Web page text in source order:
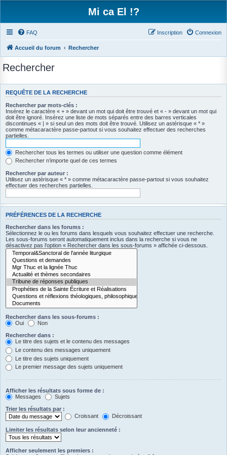
Mi ca El !?
FAQ Connexion
Inscription
Accueil du forum Rechercher
Rechercher
REQUÊTE DE LA RECHERCHE
Rechercher par mots-clés :
Insérez le caractère « + » devant un mot qui doit être trouvé et « - » devant un mot qui
doit être ignoré. Insérez une liste de mots séparés entre des barres verticales
discontinues « | » si seul un des mots doit être trouvé. Utilisez un astérisque « * »
comme métacaractère passe-partout si vous souhaitez effectuer des recherches
partielles.
Rechercher tous les termes ou utiliser une question comme élément
Rechercher n’importe quel de ces termes
Rechercher par auteur :
Utilisez un astérisque « * » comme métacaractère passe-partout si vous souhaitez
effectuer des recherches partielles.
PRÉFÉRENCES DE LA RECHERCHE
Rechercher dans les forums :
Sélectionnez le ou les forums dans lesquels vous souhaitez effectuer une recherche.
Les sous-forums seront automatiquement inclus dans la recherche si vous ne
désactivez pas l’option « Rechercher dans les sous-forums » affichée ci-dessous.
Rechercher dans les sous-forums :
Oui
Non
Rechercher dans :
Le titre des sujets et le contenu des messages
Le contenu des messages uniquement
Le titre des sujets uniquement
Le premier message des sujets uniquement
Afficher les résultats sous forme de :
Messages
Sujets
Trier les résultats par :
Croissant
Décroissant
Limiter les résultats selon leur ancienneté :
Afficher seulement les premiers :